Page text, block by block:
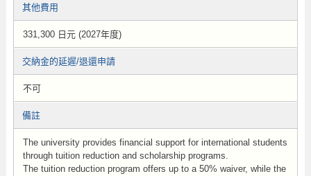
其他費用
331,300 日元 (2027年度)
交納金的延遲/退還申請
不可
備註
The university provides financial support for international students
through tuition reduction and scholarship programs.
The tuition reduction program offers up to a 50% waiver, while the